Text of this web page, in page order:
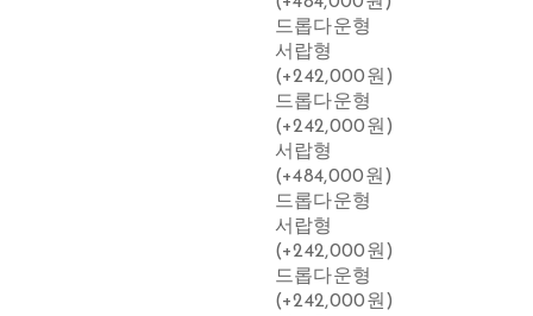
드롭다운형
서랍형
(+242,000원)
드롭다운형
(+242,000원)
서랍형
(+484,000원)
드롭다운형
서랍형
(+242,000원)
드롭다운형
(+242,000원)